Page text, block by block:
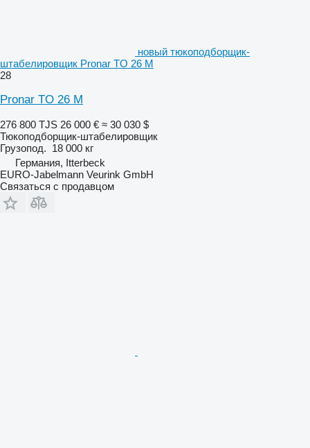
новый тюкоподборщик-
штабелировщик Pronar TO 26 M
28
Pronar TO 26 M
276 800 TJS 26 000 € ≈ 30 030 $
Тюкоподборщик-штабелировщик
Грузопод. 18 000 кг
Германия, Itterbeck
EURO-Jabelmann Veurink GmbH
Связаться с продавцом